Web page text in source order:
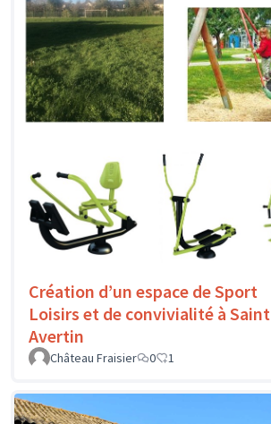
Création d’un espace de Sport
Loisirs et de convivialité à Saint
Avertin
Château Fraisier 0 1